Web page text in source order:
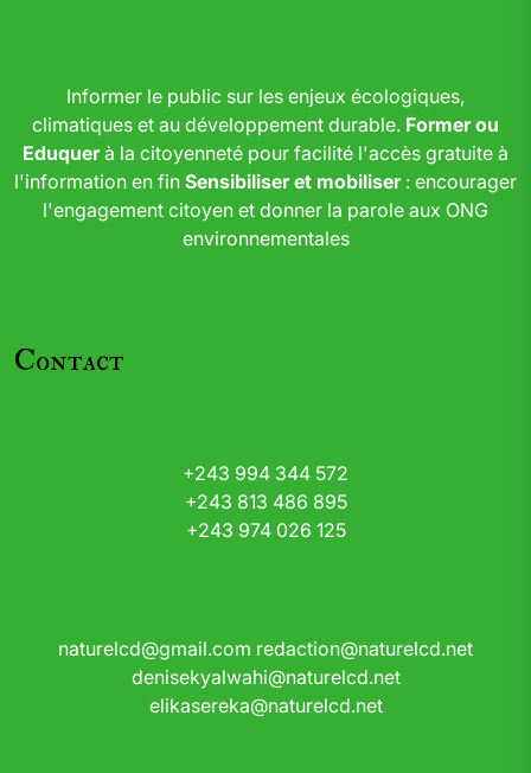
Informer le public sur les enjeux écologiques,
climatiques et au développement durable. Former ou
Eduquerà la citoyenneté pour facilité l'accès gratuite à
l'information en fin Sensibiliser et mobiliser: encourager
l'engagement citoyen et donner la parole aux ONG
environnementales
Contact
+243 994 344 572
+243 813 486 895
+243 974 026 125
naturelcd@gmail.com redaction@naturelcd.net
denisekyalwahi@naturelcd.net
elikasereka@naturelcd.net